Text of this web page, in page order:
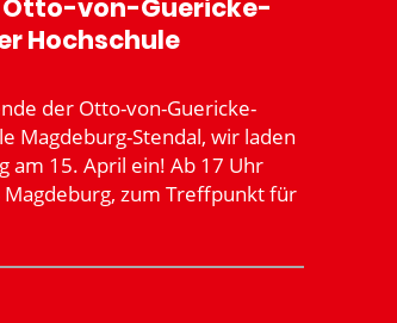
Otto-von-Guericke-
Hochschule
der Otto-von-Guericke-
Magdeburg-Stendal, wir laden
am 15. April ein! Ab 17 Uhr
zum Treff­punkt für